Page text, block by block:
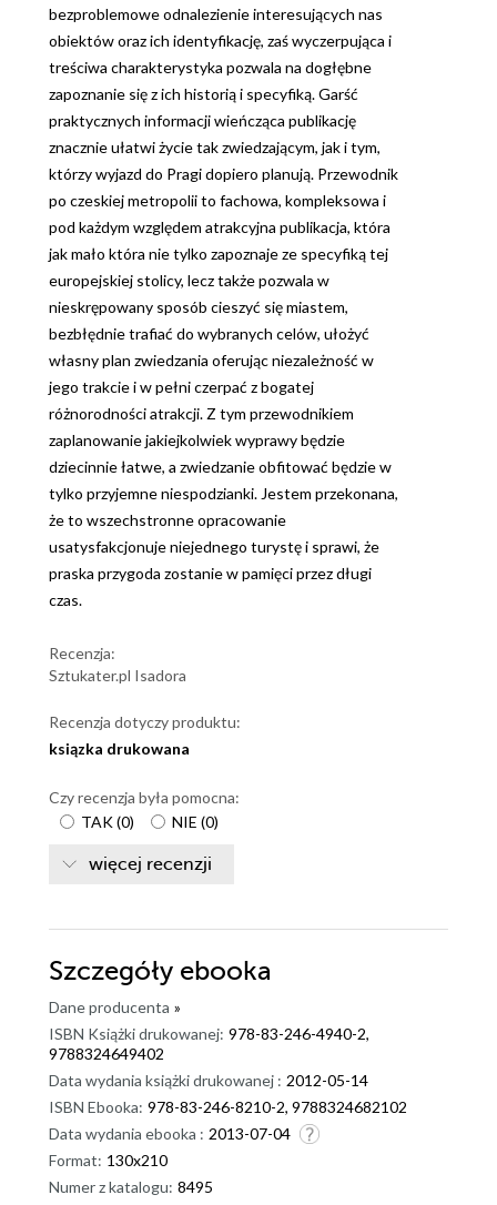
bezproblemowe odnalezienie interesujących nas
obiektów oraz ich identyfikację, zaś wyczerpująca i
treściwa charakterystyka pozwala na dogłębne
zapoznanie się z ich historią i specyfiką. Garść
praktycznych informacji wieńcząca publikację
znacznie ułatwi życie tak zwiedzającym, jak i tym,
którzy wyjazd do Pragi dopiero planują. Przewodnik
po czeskiej metropolii to fachowa, kompleksowa i
pod każdym względem atrakcyjna publikacja, która
jak mało która nie tylko zapoznaje ze specyfiką tej
europejskiej stolicy, lecz także pozwala w
nieskrępowany sposób cieszyć się miastem,
bezbłędnie trafiać do wybranych celów, ułożyć
własny plan zwiedzania oferując niezależność w
jego trakcie i w pełni czerpać z bogatej
różnorodności atrakcji. Z tym przewodnikiem
zaplanowanie jakiejkolwiek wyprawy będzie
dziecinnie łatwe, a zwiedzanie obfitować będzie w
tylko przyjemne niespodzianki. Jestem przekonana,
że to wszechstronne opracowanie
usatysfakcjonuje niejednego turystę i sprawi, że
praska przygoda zostanie w pamięci przez długi
czas.
Recenzja:
Sztukater.pl Isadora
Recenzja dotyczy produktu:
ksiązka drukowana
Czy recenzja była pomocna:
TAK(0) NIE (0)
więcej recenzji
Szczegóły ebooka
Dane producenta »
ISBN Książki drukowanej: 978-83-246-4940-2,
9788324649402
Data wydania książki drukowanej : 2012-05-14
ISBN Ebooka: 978-83-246-8210-2, 9788324682102
Data wydania ebooka : 2013-07-04
Format: 130x210
Numer z katalogu: 8495